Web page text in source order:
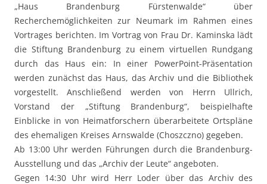
„Haus Brandenburg Fürstenwalde“ über
Recherchemöglichkeiten zur Neumark im Rahmen eines
Vortrages berichten. Im Vortrag von Frau Dr. Kaminska lädt
die Stiftung Brandenburg zu einem virtuellen Rundgang
durch das Haus ein: In einer PowerPoint-Präsentation
werden zunächst das Haus, das Archiv und die Bibliothek
vorgestellt. Anschließend werden von Herrn Ullrich,
Vorstand der „Stiftung Brandenburg“, beispielhafte
Einblicke in von Heimatforschern überarbeitete Ortspläne
des ehemaligen Kreises Arnswalde (Choszczno) gegeben.
Ab 13:00 Uhr werden Führungen durch die Brandenburg-
Ausstellung und das „Archiv der Leute“ angeboten.
Gegen 14:30 Uhr wird Herr Loder über das Archiv des